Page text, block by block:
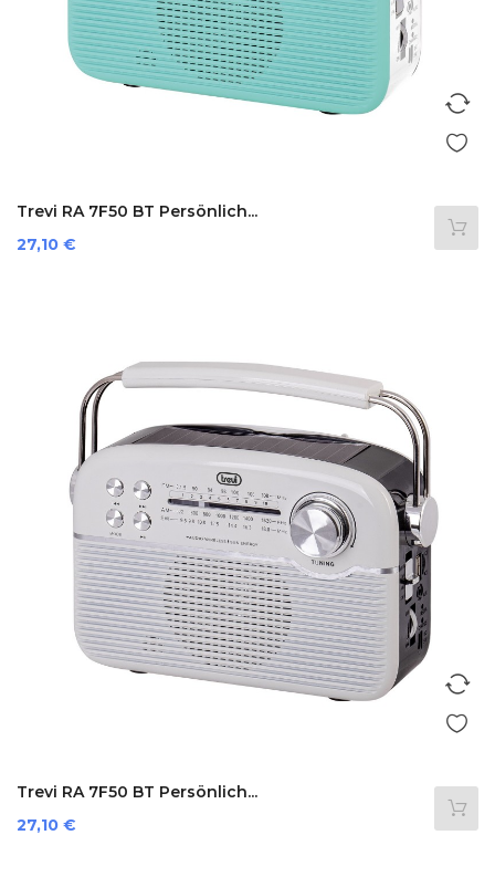
Trevi RA 7F50 BT Persönlich...
Preis
27,10 €
Trevi RA 7F50 BT Persönlich...
Preis
27,10 €